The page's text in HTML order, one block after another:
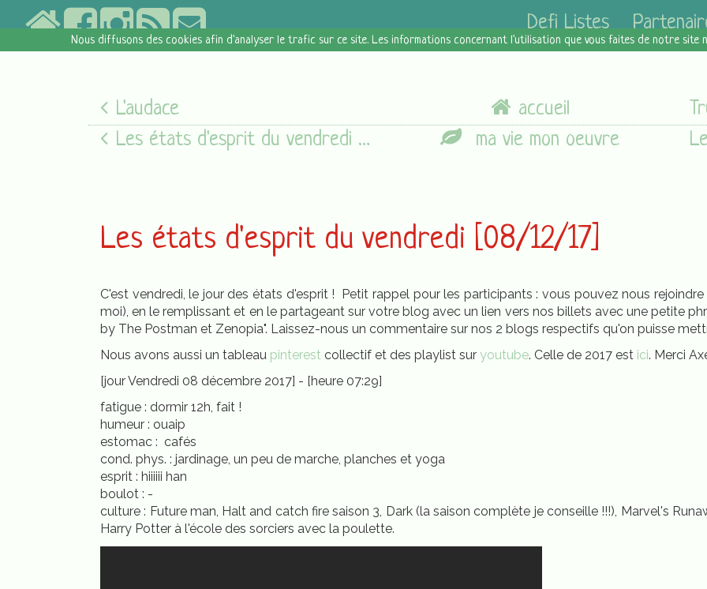
Nous diffusons des cookies afin d'analyser le trafic sur ce site. Les informations concernant l'utilisation que vous faites de notre site
Defi Listes
L'audace
accueil
Les états d'esprit du vendredi [05/08/16]
ma vie mon oeuvre
Les états d'esprit du vendredi [08/12/17]
C'est vendredi, le jour des états d'esprit ! Petit rappel pour les participants : vous pouvez nous
moi), en le remplissant et en le partageant sur votre blog avec un lien vers nos billets avec une petite
by The Postman et Zenopia". Laissez-nous un commentaire sur nos 2 blogs respectifs qu'on puisse
Nous avons aussi un tableau pinterest collectif et des playlist sur youtube. Celle de 2017 est ici. Merci
[jour Vendredi 08 décembre 2017] - [heure 07:29]
fatigue : dormir 12h, fait !
humeur : ouaip
estomac : cafés
cond. phys. : jardinage, un peu de marche, planches et yoga
esprit : hiiiiii han
boulot : -
culture : Future man, Halt and catch fire saison 3, Dark (la saison complète je conseille !!!), Marvel's
Harry Potter à l'école des sorciers avec la poulette.